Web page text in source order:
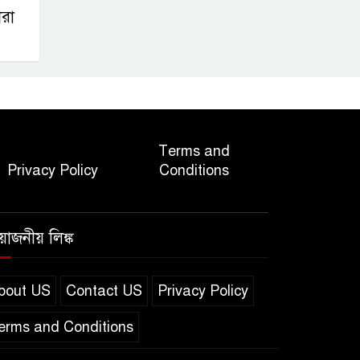
Privacy Policy
Terms and
Conditions
লিঙ্ক
US Contact US Privacy Policy
and Conditions